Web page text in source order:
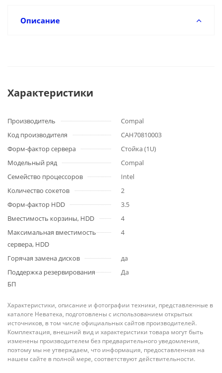
Описание
Характеристики
Производитель
Compal
Код производителя
CAH70810003
Форм-фактор сервера
Стойка (1U)
Модельный ряд
Compal
Семейство процессоров
Intel
Количество сокетов
2
Форм-фактор HDD
3.5
Вместимость корзины, HDD
4
Максимальная вместимость
сервера, HDD
4
Горячая замена дисков
да
Поддержка резервирования
БП
Да
Характеристики, описание и фотографии техники, представленные в
каталоге Неватека, подготовлены с использованием открытых
источников, в том числе официальных сайтов производителей.
Комплектация, внешний вид и характеристики товара могут быть
изменены производителем без предварительного уведомления,
поэтому мы не утверждаем, что информация, предоставленная на
нашем сайте в полной мере, соответствуют действительности.